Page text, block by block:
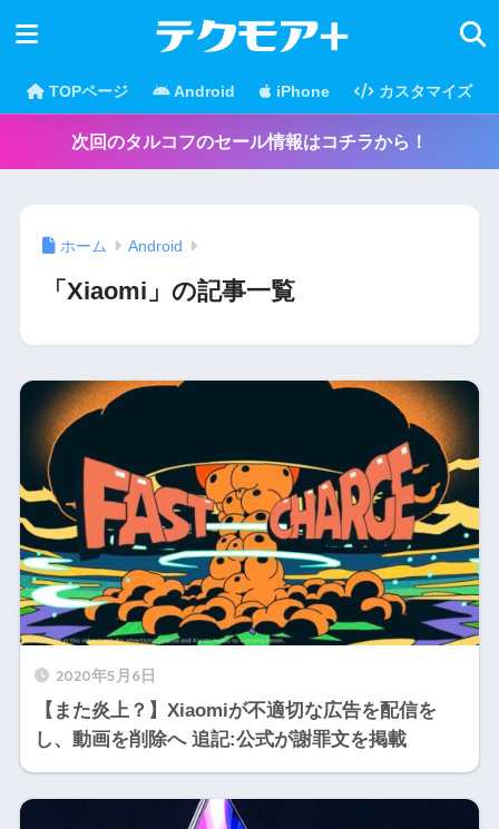
TOPページ Android iPhone カスタマイズ
次回のタルコフのセール情報はコチラから！
ホーム Android
「Xiaomi」の記事一覧
2020年5月6日
【また炎上？】Xiaomiが不適切な広告を配信を
し、動画を削除へ 追記:公式が謝罪文を掲載